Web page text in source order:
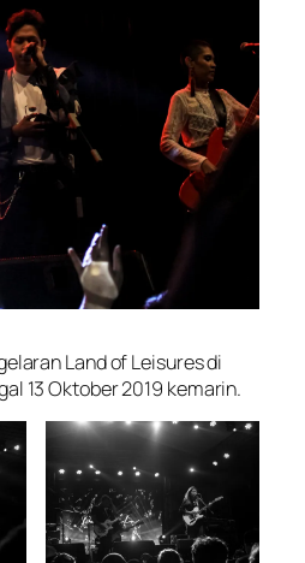
Land of Leisures di
13 Oktober 2019 kemarin.